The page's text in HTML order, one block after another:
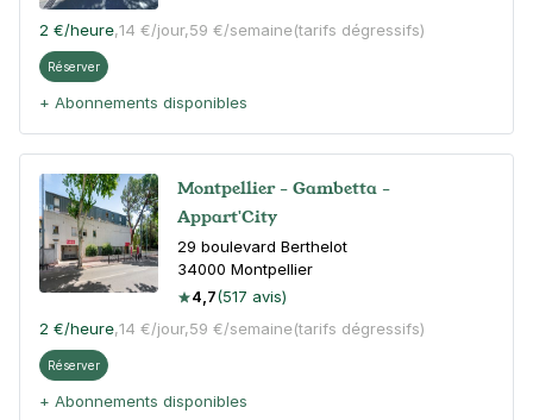
2 €/heure,14 €/jour,59 €/semaine(tarifs dégressifs)
Réserver
+ Abonnements disponibles
Montpellier - Gambetta -
Appart'City
29 boulevard Berthelot
34000 Montpellier
4,7(517 avis)
2 €/heure,14 €/jour,59 €/semaine(tarifs dégressifs)
Réserver
+ Abonnements disponibles